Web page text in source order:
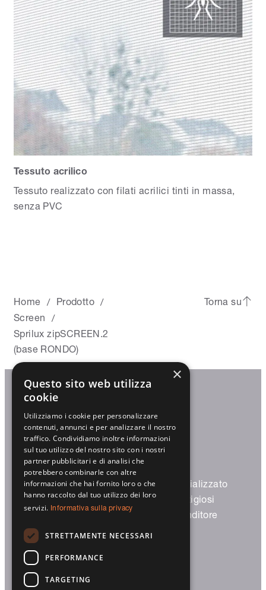
Tessuto acrilico
Tessuto realizzato con filati acrilici tinti in massa,
senza PVC
Home / Prodotto /
Screen /
Sprilux zipSCREEN.2
(base RONDO)
Torna su
Trovaci
Prodotti
Avvolgibili
Screen
Garage
Smart Home
Partner specializzato
Partner prestigiosi
Diventa rivenditore
Architetti/costruttori
×
Questo sito web utilizza
cookie
Utilizziamo i cookie per personalizzare
contenuti, annunci e per analizzare il nostro
traffico. Condividiamo inoltre informazioni
sul tuo utilizzo del nostro sito con i nostri
partner pubblicitari e di analisi che
potrebbero combinarle con altre
informazioni che hai fornito loro o che
hanno raccolto dal tuo utilizzo dei loro
servizi. Informativa sulla privacy
STRETTAMENTE NECESSARI
PERFORMANCE
TARGETING